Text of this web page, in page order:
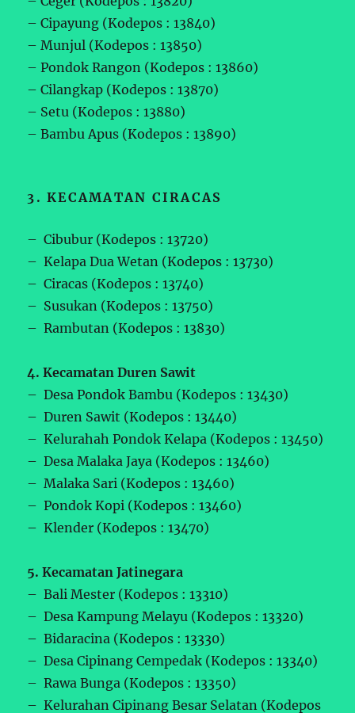
– Cipayung (Kodepos : 13840)
– Munjul (Kodepos : 13850)
– Pondok Rangon (Kodepos : 13860)
– Cilangkap (Kodepos : 13870)
– Setu (Kodepos : 13880)
– Bambu Apus (Kodepos : 13890)
3. KECAMATAN CIRACAS
– Cibubur (Kodepos : 13720)
– Kelapa Dua Wetan (Kodepos : 13730)
– Ciracas (Kodepos : 13740)
– Susukan (Kodepos : 13750)
– Rambutan (Kodepos : 13830)
4. Kecamatan Duren Sawit
– Desa Pondok Bambu (Kodepos : 13430)
– Duren Sawit (Kodepos : 13440)
– Kelurahah Pondok Kelapa (Kodepos : 13450)
– Desa Malaka Jaya (Kodepos : 13460)
– Malaka Sari (Kodepos : 13460)
– Pondok Kopi (Kodepos : 13460)
– Klender (Kodepos : 13470)
5. Kecamatan Jatinegara
– Bali Mester (Kodepos : 13310)
– Desa Kampung Melayu (Kodepos : 13320)
– Bidaracina (Kodepos : 13330)
– Desa Cipinang Cempedak (Kodepos : 13340)
– Rawa Bunga (Kodepos : 13350)
– Kelurahan Cipinang Besar Selatan (Kodepos